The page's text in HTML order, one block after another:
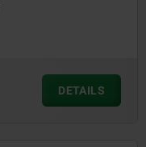
DETAILS